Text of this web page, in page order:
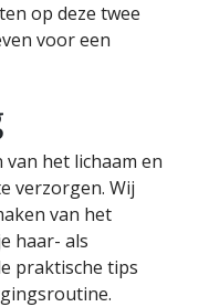
op deze twee
voor een
het lichaam en
verzorgen. Wij
van het
haar- als
praktische tips